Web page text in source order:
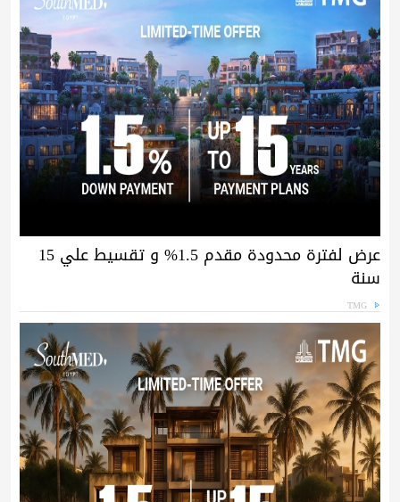
عرض لفترة محدودة مقدم 1.5% و تقسيط علي 15
سنة
TMG